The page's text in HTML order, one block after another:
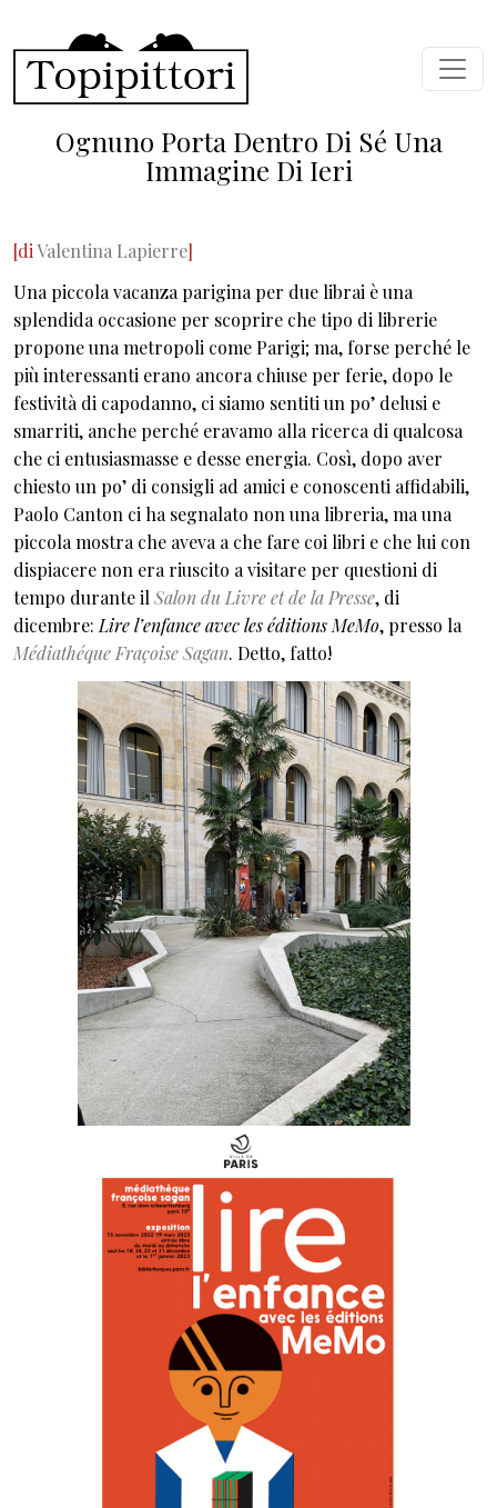
Ognuno Porta Dentro Di Sé Una
Immagine Di Ieri
[diValentina Lapierre]
Una piccola vacanza parigina per due librai è una
splendida occasione per scoprire che tipo di librerie
propone una metropoli come Parigi; ma, forse perché le
più interessanti erano ancora chiuse per ferie, dopo le
festività di capodanno, ci siamo sentiti un po’ delusi e
smarriti, anche perché eravamo alla ricerca di qualcosa
che ci entusiasmasse e desse energia. Così, dopo aver
chiesto un po’ di consigli ad amici e conoscenti affidabili,
Paolo Canton ci ha segnalato non una libreria, ma una
piccola mostra che aveva a che fare coi libri e che lui con
dispiacere non era riuscito a visitare per questioni di
tempo durante il Salon du Livre et de la Presse, di
dicembre: Lire l’enfance avec les éditions MeMo, presso la
Médiathéque Fraçoise Sagan. Detto, fatto!